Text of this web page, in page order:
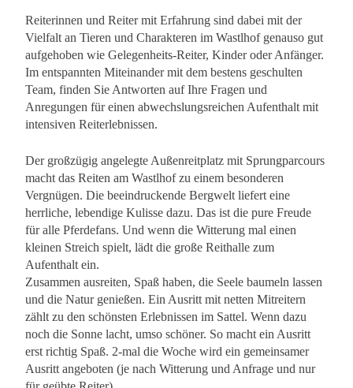
Reiterinnen und Reiter mit Erfahrung sind dabei mit der
Vielfalt an Tieren und Charakteren im Wastlhof genauso gut
aufgehoben wie Gelegenheits-Reiter, Kinder oder Anfänger.
Im entspannten Miteinander mit dem bestens geschulten
Team, finden Sie Antworten auf Ihre Fragen und
Anregungen für einen abwechslungsreichen Aufenthalt mit
intensiven Reiterlebnissen.
Der großzügig angelegte Außenreitplatz mit Sprungparcours
macht das Reiten am Wastlhof zu einem besonderen
Vergnügen. Die beeindruckende Bergwelt liefert eine
herrliche, lebendige Kulisse dazu. Das ist die pure Freude
für alle Pferdefans. Und wenn die Witterung mal einen
kleinen Streich spielt, lädt die große Reithalle zum
Aufenthalt ein.
Zusammen ausreiten, Spaß haben, die Seele baumeln lassen
und die Natur genießen. Ein Ausritt mit netten Mitreitern
zählt zu den schönsten Erlebnissen im Sattel. Wenn dazu
noch die Sonne lacht, umso schöner. So macht ein Ausritt
erst richtig Spaß. 2-mal die Woche wird ein gemeinsamer
Ausritt angeboten (je nach Witterung und Anfrage und nur